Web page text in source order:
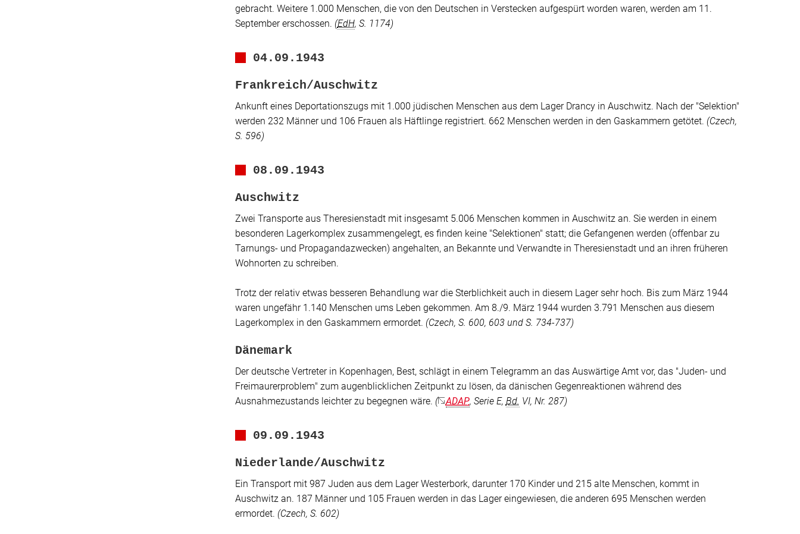
gebracht. Weitere 1.000 Menschen, die von den Deutschen in Verstecken aufgespürt worden waren, werden am 11.
September erschossen. (EdH, S. 1174)
04.09.1943
Frankreich/Auschwitz
Ankunft eines Deportationszugs mit 1.000 jüdischen Menschen aus dem LagerDrancyin Auschwitz. Nach der"Selektion"
werden 232 Männer und 106 Frauen als Häftlinge registriert. 662 Menschen werden in den Gaskammern getötet. (Czech,
S. 596)
08.09.1943
Auschwitz
Zwei Transporte aus Theresienstadt mit insgesamt 5.006 Menschen kommen in Auschwitz an. Sie werden in einem
besonderen Lagerkomplex zusammengelegt, es finden keine "Selektionen" statt; die Gefangenen werden (offenbar zu
Tarnungs- und Propagandazwecken) angehalten, an Bekannte und Verwandte in Theresienstadt und an ihren früheren
Wohnorten zu schreiben.
Trotz der relativ etwas besseren Behandlung war die Sterblichkeit auch in diesem Lager sehr hoch. Bis zum März 1944
waren ungefähr 1.140 Menschen ums Leben gekommen. Am 8./9. März 1944 wurden 3.791 Menschen aus diesem
Lagerkomplex in den Gaskammern ermordet. (Czech, S. 600, 603 und S. 734-737)
Dänemark
Der deutsche Vertreter in Kopenhagen, Best, schlägt in einem Telegramm an das Auswärtige Amt vor, das "Juden- und
Freimaurerproblem" zum augenblicklichen Zeitpunkt zu lösen, da dänischen Gegenreaktionen während des
Ausnahmezustands leichter zu begegnen wäre. ( ADAP, Serie E, Bd. VI, Nr. 287)
09.09.1943
Niederlande/Auschwitz
Ein Transport mit 987 Juden aus dem Lager Westerbork, darunter 170 Kinder und 215 alte Menschen, kommt in
Auschwitz an. 187 Männer und 105 Frauen werden in das Lager eingewiesen, die anderen 695 Menschen werden
ermordet. (Czech, S. 602)